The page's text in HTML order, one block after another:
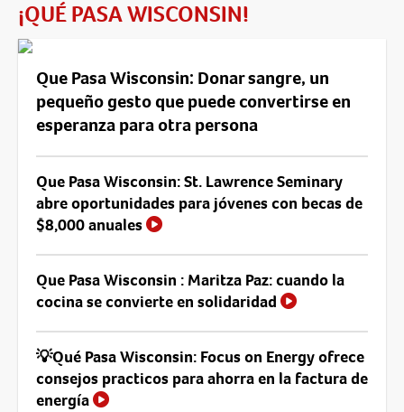
¡QUÉ PASA WISCONSIN!
Que Pasa Wisconsin: Donar sangre, un
pequeño gesto que puede convertirse en
esperanza para otra persona
Que Pasa Wisconsin: St. Lawrence Seminary
abre oportunidades para jóvenes con becas de
$8,000 anuales
Que Pasa Wisconsin : Maritza Paz: cuando la
cocina se convierte en solidaridad
💡Qué Pasa Wisconsin: Focus on Energy ofrece
consejos practicos para ahorra en la factura de
energía